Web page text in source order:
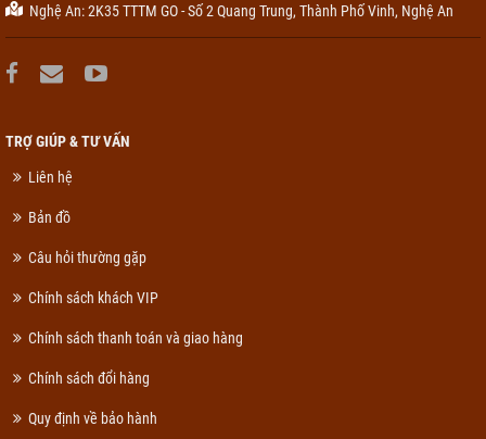
Nghệ An: 2K35 TTTM GO - Số 2 Quang Trung, Thành Phố Vinh, Nghệ An
TRỢ GIÚP & TƯ VẤN
Liên hệ
Bản đồ
Câu hỏi thường gặp
Chính sách khách VIP
Chính sách thanh toán và giao hàng
Chính sách đổi hàng
Quy định về bảo hành